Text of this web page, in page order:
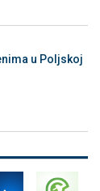
u Poljskoj